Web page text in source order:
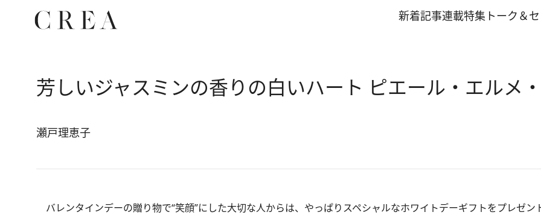
新着記事連載特集 トーク＆
芳しいジャスミンの香りの白いハート ピエール・エルメ
瀬戸理恵子
バレンタインデーの贈り物で“笑顔”にした大切な人からは、やっぱりスペシャルなホワイトデーギフトをプレゼ